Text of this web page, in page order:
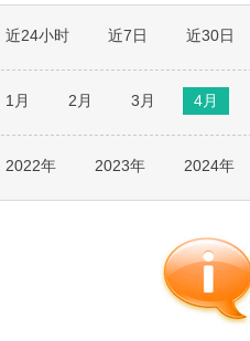
近24小时 近7日 近30日
1月 2月 3月 4月
2022年 2023年 2024年